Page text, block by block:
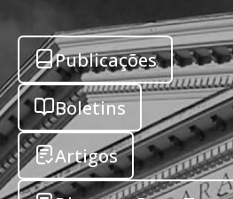
Publicações
Boletins
Artigos